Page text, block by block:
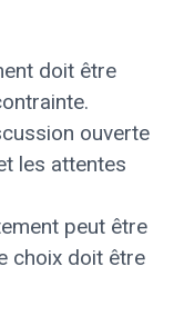
doit être
ouverte
les attentes
peut être
choix doit être